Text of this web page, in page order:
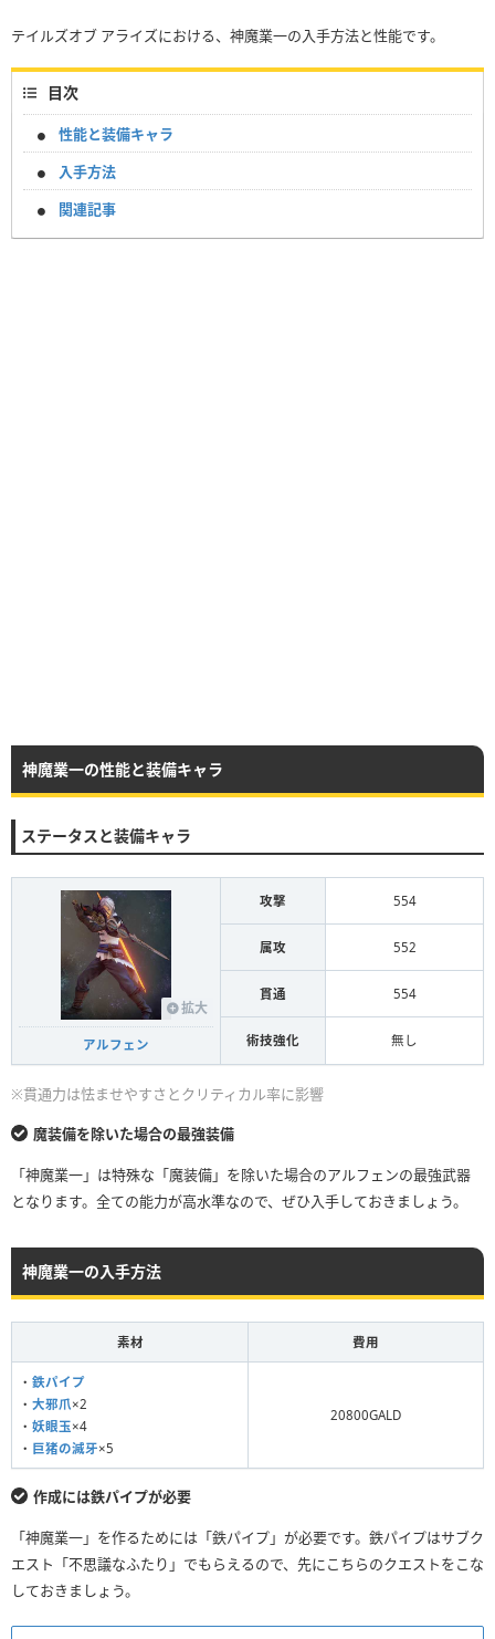
テイルズオブ アライズにおける、神魔業一の入手方法と性能です。
目次
性能と装備キャラ
入手方法
関連記事
神魔業一の性能と装備キャラ
ステータスと装備キャラ
拡大
アルフェン
攻撃 554
属攻 552
貫通 554
術技強化 無し
※貫通力は怯ませやすさとクリティカル率に影響
魔装備を除いた場合の最強装備
「神魔業一」は特殊な「魔装備」を除いた場合のアルフェンの最強武器
となります。全ての能力が高水準なので、ぜひ入手しておきましょう。
神魔業一の入手方法
素材 費用
・ 鉄パイプ
・ 大邪爪×2
・ 妖眼玉×4
・ 巨猪の滅牙×5
20800GALD
作成には鉄パイプが必要
「神魔業一」を作るためには「鉄パイプ」が必要です。鉄パイプはサブク
エスト「不思議なふたり」でもらえるので、先にこちらのクエストをこな
しておきましょう。